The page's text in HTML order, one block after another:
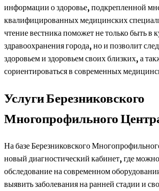
информации о здоровье, подкрепленной
квалифицированных медицинских
чтение вестника поможет не только быть в
здравоохранения города, но и позволит
здоровьем и здоровьем своих близких, а
сориентироваться в современных
Услуги Березниковского
Многопрофильного
На базе Березниковского
новый диагностический кабинет, где
обследование на современном
выявить заболевания на ранней стадии и